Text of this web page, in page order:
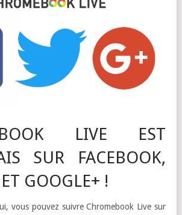
LIVE EST
SUR FACEBOOK,
GOOGLE+ !
vous pouvez suivre Chromebook Live sur